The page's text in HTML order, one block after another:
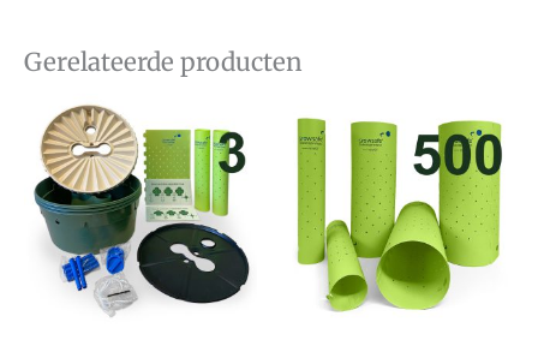
Gerelateerde producten